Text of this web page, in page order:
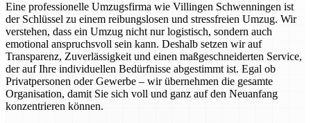
Eine professionelle Umzugsfirma wie Villingen Schwenningen ist
der Schlüssel zu einem reibungslosen und stressfreien Umzug. Wir
verstehen, dass ein Umzug nicht nur logistisch, sondern auch
emotional anspruchsvoll sein kann. Deshalb setzen wir auf
Transparenz, Zuverlässigkeit und einen maßgeschneiderten Service,
der auf Ihre individuellen Bedürfnisse abgestimmt ist. Egal ob
Privatpersonen oder Gewerbe – wir übernehmen die gesamte
Organisation, damit Sie sich voll und ganz auf den Neuanfang
konzentrieren können.